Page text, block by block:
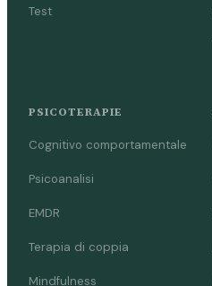
Test
PSICOTERAPIE
Cognitivo comportamentale
Psicoanalisi
EMDR
Terapia di coppia
Mindfulness